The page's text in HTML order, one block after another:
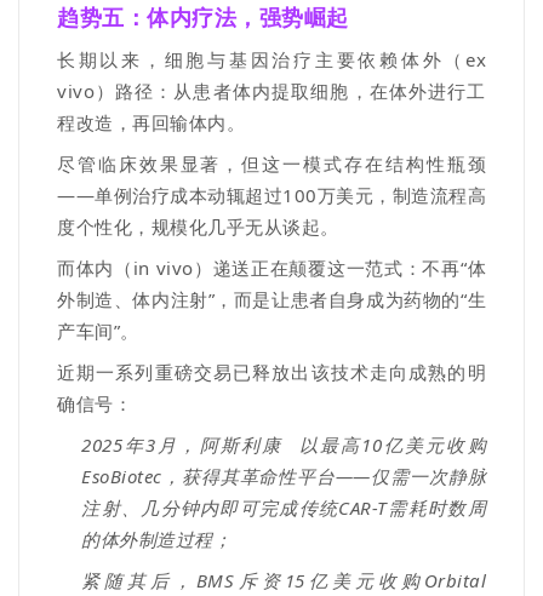
趋势五： 体内疗法，强势崛起
长期以来，细胞与基因治疗主要依赖 体外 （ ex
vivo）路径：从患者体内提取细胞，在体外进行工
程改造，再回输体内。
尽管临床效果显著，但这一模式存在结构性瓶颈
——单例治疗成本动辄超过100万美元，制造流程高
度个性化，规模化几乎无从谈起。
而体内 （ in vivo）递送正在颠覆这一范式：不再“体
外制造、体内注射” ，而是让患者自身成为药物的“生
产车间”。
近期一系列重磅交易已释放出该技术走向成熟的明
确信号：
2025年3 月， 阿斯利康 以最高10亿美元收购
EsoBiotec ，获得其革命性平台——仅需一次静脉
注射、几分钟内即可完成传统CAR-T需耗时数周
的体外制造过程；
紧随其后， BMS斥资 15 亿美元收购 Orbital